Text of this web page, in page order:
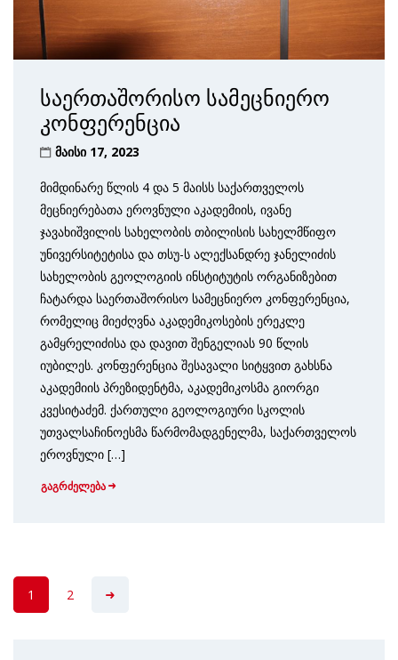
საერთაშორისო სამეცნიერო
კონფერენცია
მაისი 17, 2023
მიმდინარე წლის 4 და 5 მაისს საქართველოს
მეცნიერებათა ეროვნული აკადემიის, ივანე
ჯავახიშვილის სახელობის თბილისის სახელმწიფო
უნივერსიტეტისა და თსუ-ს ალექსანდრე ჯანელიძის
სახელობის გეოლოგიის ინსტიტუტის ორგანიზებით
ჩატარდა საერთაშორისო სამეცნიერო კონფერენცია,
რომელიც მიეძღვნა აკადემიკოსების ერეკლე
გამყრელიძისა და დავით შენგელიას 90 წლის
იუბილეს. კონფერენცია შესავალი სიტყვით გახსნა
აკადემიის პრეზიდენტმა, აკადემიკოსმა გიორგი
კვესიტაძემ. ქართული გეოლოგიური სკოლის
უთვალსაჩინოესმა წარმომადგენელმა, საქართველოს
ეროვნული […]
გაგრძელება
1 2